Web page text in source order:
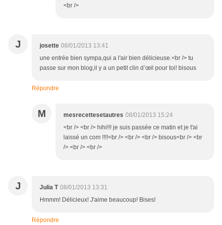
<br />
J josette 08/01/2013 13:41
une entrée bien sympa,qui a l'air bien délicieuse.<br /> tu
passe sur mon blog,il y a un petit clin d’œil pour toi! bisous
Répondre
M mesrecettesetautres 08/01/2013 15:24
<br /> <br /> hihi!!! je suis passée ce matin et je t'ai
laissé un com !!!!<br /> <br /> <br /> bisous<br /> <br
/> <br /> <br />
J Julia T 08/01/2013 13:31
Hmmm! Délicieux! J'aime beaucoup! Bises!
Répondre